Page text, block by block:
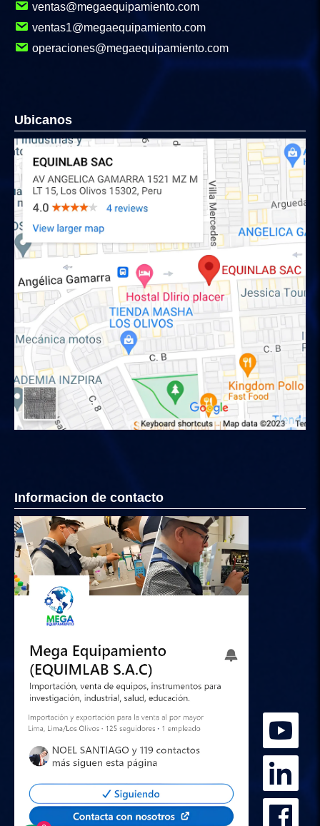
ventas@megaequipamiento.com
ventas1@megaequipamiento.com
operaciones@megaequipamiento.com
Ubicanos
Informacion de contacto